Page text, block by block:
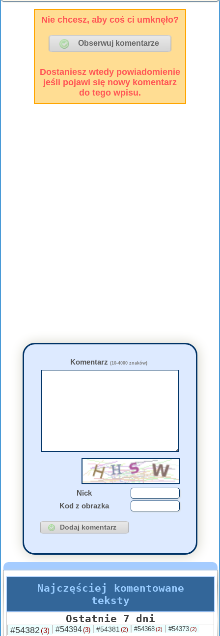
Nie chcesz, aby coś ci umknęło?
Dostaniesz wtedy powiadomienie
jeśli pojawi się nowy komentarz
do tego wpisu.
Komentarz (10-4000 znaków)
Nick
Kod z obrazka
Najczęściej komentowane
teksty
Ostatnie 7 dni
#54382 (3) #54394(3) #54381 (2) #54368(2) #54373(2)